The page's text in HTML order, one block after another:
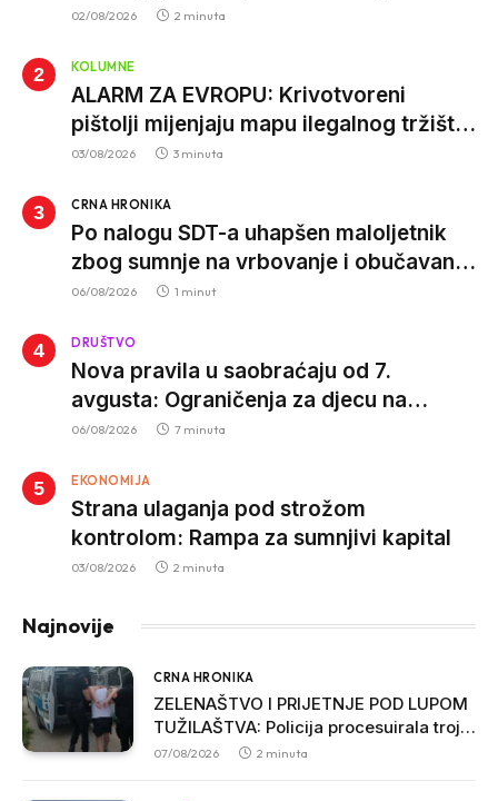
vjeruju nauci
02/08/2026 2 minuta
KOLUMNE
ALARM ZA EVROPU: Krivotvoreni
pištolji mijenjaju mapu ilegalnog tržišta,
istrage ukazuju na proizvodnju van EU
03/08/2026 3 minuta
CRNA HRONIKA
Po nalogu SDT-a uhapšen maloljetnik
zbog sumnje na vrbovanje i obučavanje
za izvršenje terorističkih djela
06/08/2026 1 minut
DRUŠTVO
Nova pravila u saobraćaju od 7.
avgusta: Ograničenja za djecu na
trotinetima i mlade vozače, veće kazne
06/08/2026 7 minuta
EKONOMIJA
Strana ulaganja pod strožom
kontrolom: Rampa za sumnjivi kapital
03/08/2026 2 minuta
Najnovije
CRNA HRONIKA
ZELENAŠTVO I PRIJETNJE POD LUPOM
TUŽILAŠTVA: Policija procesuirala troje
osumnjičenih u Ulcinju
07/08/2026 2 minuta